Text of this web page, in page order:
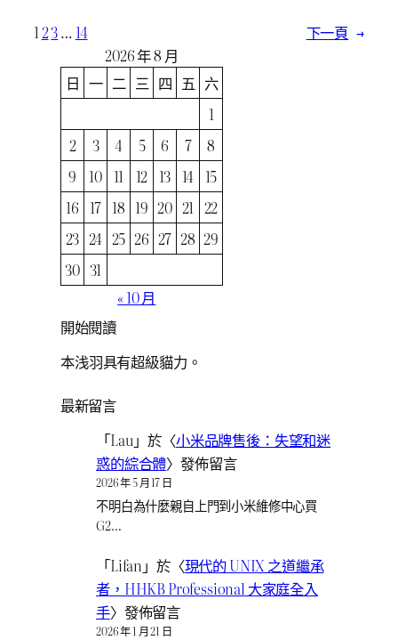
123…14 下一頁 →
2026 年 8 月
日 一 二 三 四 五 六
1
2
3 4 5 6 7
8
9
10 11 12 13 14 15
16 17 18 19 20 21 22
23 24 25 26 27 28 29
30 31
« 10 月
開始閱讀
本浅羽具有超級貓力。
最新留言
「Lau」於〈小米品牌售後：失望和迷
惑的綜合體〉發佈留言
2026 年 5 月 17 日
不明白為什麼親自上門到小米維修中心買
G2…
「Lifan 」於〈現代的 UNIX 之道繼承
者，HHKB Professional 大家庭全入
手〉發佈留言
2026 年 1 月 21 日